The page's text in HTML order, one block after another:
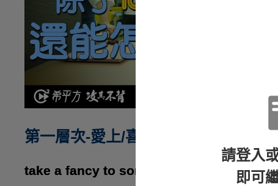
第一層次-愛上/喜愛
take a fancy to something 愛上某事物
請登入
即可